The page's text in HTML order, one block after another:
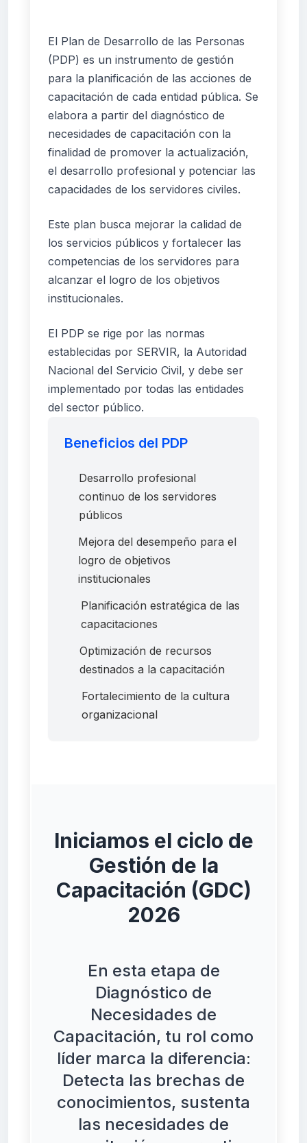
El Plan de Desarrollo de las Personas
(PDP) es un instrumento de gestión
para la planificación de las acciones de
capacitación de cada entidad pública. Se
elabora a partir del diagnóstico de
necesidades de capacitación con la
finalidad de promover la actualización,
el desarrollo profesional y potenciar las
capacidades de los servidores civiles.
Este plan busca mejorar la calidad de
los servicios públicos y fortalecer las
competencias de los servidores para
alcanzar el logro de los objetivos
institucionales.
El PDP se rige por las normas
establecidas por SERVIR, la Autoridad
Nacional del Servicio Civil, y debe ser
implementado por todas las entidades
del sector público.
Beneficios del PDP
Desarrollo profesional
continuo de los servidores
públicos
Mejora del desempeño para el
logro de objetivos
institucionales
Planificación estratégica de las
capacitaciones
Optimización de recursos
destinados a la capacitación
Fortalecimiento de la cultura
organizacional
Iniciamos el ciclo de
Gestión de la
Capacitación (GDC)
2026
En esta etapa de
Diagnóstico de
Necesidades de
Capacitación, tu rol como
líder marca la diferencia:
Detecta las brechas de
conocimientos, sustenta
las necesidades de